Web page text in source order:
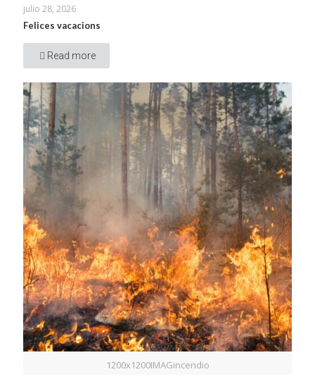
julio 28, 2026
Felices vacacions
Read more
1200x1200IMAGincendio